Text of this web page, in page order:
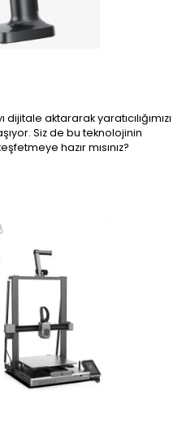
aktararak yaratıcılığımızı
Siz de bu teknolojinin
hazır mısınız?